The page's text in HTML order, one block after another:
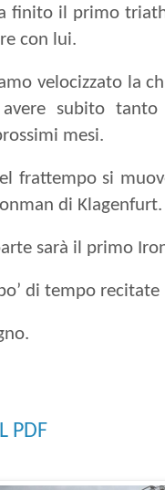
finito il primo
con lui.
velocizzato la
avere subito
mesi.
frattempo si
di Klagenfurt.
sarà il primo
di tempo
PDF